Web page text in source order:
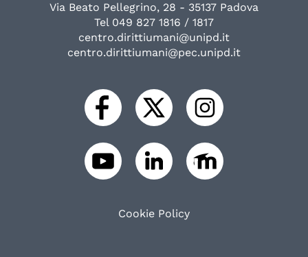
Via Beato Pellegrino, 28 - 35137 Padova
Tel 049 827 1816 / 1817
centro.dirittiumani@unipd.it
centro.dirittiumani@pec.unipd.it
Cookie Policy